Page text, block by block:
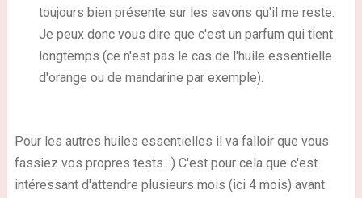
toujours bien présente sur les savons qu'il me reste.
Je peux donc vous dire que c'est un parfum qui tient
longtemps (ce n'est pas le cas de l'huile essentielle
d'orange ou de mandarine par exemple).
Pour les autres huiles essentielles il va falloir que vous
fassiez vos propres tests. :) C'est pour cela que c'est
intéressant d'attendre plusieurs mois (ici 4 mois) avant